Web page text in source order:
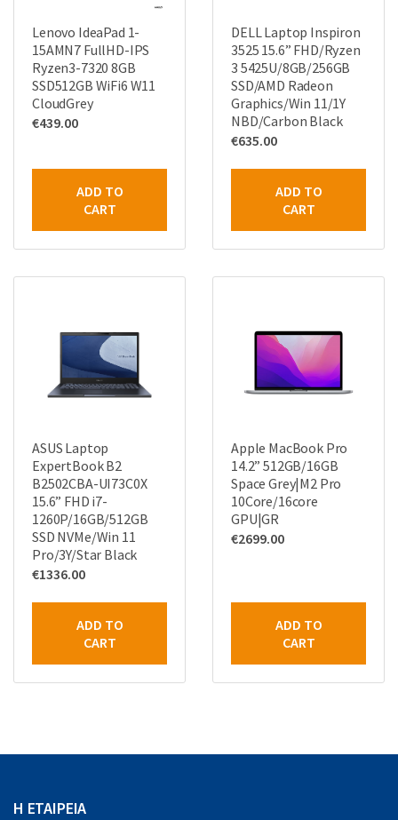
Lenovo IdeaPad 1-
15AMN7 FullHD-IPS
Ryzen3-7320 8GB
SSD512GB WiFi6 W11
CloudGrey
€439.00
ADD TO
CART
DELL Laptop Inspiron
3525 15.6” FHD/Ryzen
3 5425U/8GB/256GB
SSD/AMD Radeon
Graphics/Win 11/1Y
NBD/Carbon Black
€635.00
ADD TO
CART
ASUS Laptop
ExpertBook B2
B2502CBA-UI73C0X
15.6” FHD i7-
1260P/16GB/512GB
SSD NVMe/Win 11
Pro/3Y/Star Black
€1336.00
ADD TO
CART
Apple MacΒook Pro
14.2” 512GB/16GB
Space Grey|M2 Pro
10Core/16core
GPU|GR
€2699.00
ADD TO
CART
Η ΕΤΑΙΡΕΙΑ